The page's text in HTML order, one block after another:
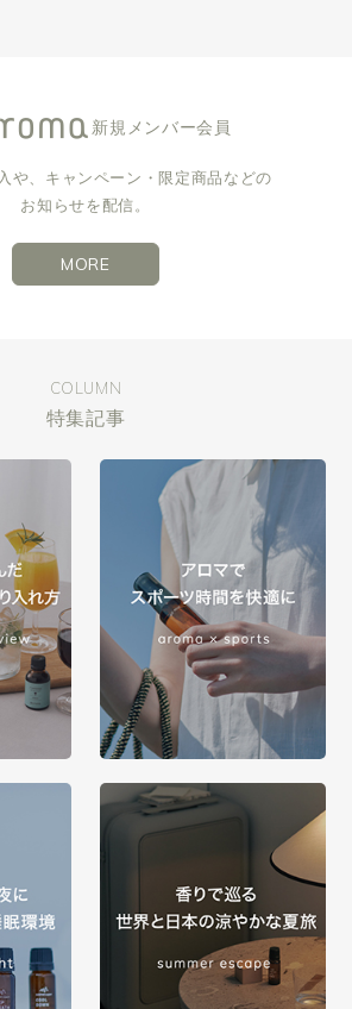
新規メンバー会員
や、キャンペーン・限定商品などの
お知らせを配信。
MORE
COLUMN
特集記事